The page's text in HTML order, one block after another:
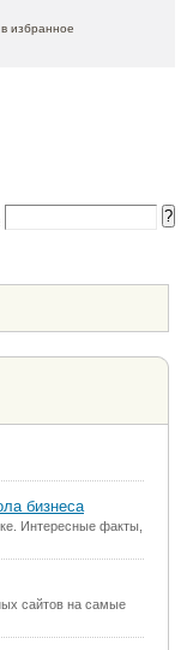
избранное
бизнеса
Интересные факты,
сайтов на самые